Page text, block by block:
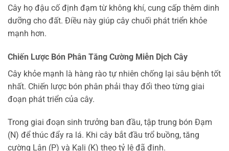
Cây họ đậu cố định đạm từ không khí, cung cấp thêm dinh
dưỡng cho đất. Điều này giúp cây chuối phát triển khỏe
mạnh hơn.
Chiến Lược Bón Phân Tăng Cường Miễn Dịch Cây
Cây khỏe mạnh là hàng rào tự nhiên chống lại sâu bệnh tốt
nhất. Chiến lược bón phân phải thay đổi theo từng giai
đoạn phát triển của cây.
Trong giai đoạn sinh trưởng ban đầu, tập trung bón Đạm
(N) để thúc đẩy ra lá. Khi cây bắt đầu trổ buồng, tăng
cường Lân (P) và Kali (K) theo tỷ lệ đã định.